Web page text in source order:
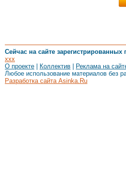
Сейчас на сайте зарегистрированных
xxx
О проекте
Коллектив Реклама на
Любое использование материалов без
Разработка сайта Asinka.Ru